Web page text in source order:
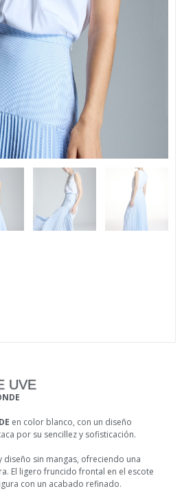
UVE
en color blanco, con un diseño
por su sencillez y sofisticación.
sin mangas, ofreciendo una
El ligero fruncido frontal en el escote
con un acabado refinado.